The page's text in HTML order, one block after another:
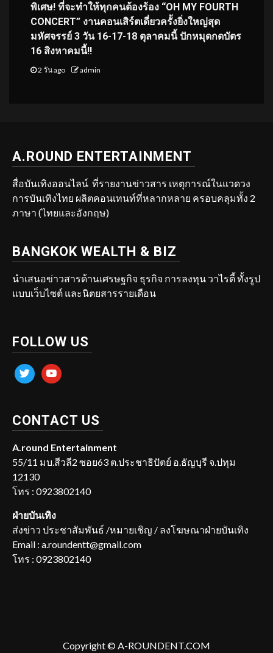
พิเศษ! ที่จะทำให้ทุกคนต้องร้อง “OH MY FOURTH
CONCERT” งานคอนเสิร์ตเดี่ยวครั้งยิ่งใหญ่สุด
มหัศจรรย์ 3 วัน 16-17-18 ตุลาคมนี้ ปักหมุดกดบัตร
16 สิงหาคมนี้!!
2 วัน ago admin
A.ROUND ENTERTAINMENT
สื่อบันเทิงออนไลน์ ที่รายงานข่าวสาร เหตุการณ์ในแวดวง
การบันเทิงไทย ผลิตคอนเทนท์ที่หลากหลาย ครอบคลุมทั้ง 2
ภาษา (ไทยและอังกฤษ)
BANGKOK WEALTH & BIZ
นำเสนอข่าวสารด้านเศรษฐกิจ ธุรกิจ การลงทุน วาไรตี้ ทั้งรูป
แบบเว็บไซต์ และนิตยสารรายเดือน
FOLLOW US
twitter youtube
CONTACT US
A.round Entertainment
55/11 มบ.สีวลี2 ซอย63 ต.ประชาธิปัตย์ อ.ธัญบุรี จ.ปทุม
12130
โทร : 0923802140
ฝ่ายบันเทิง
ส่งข่าว ประชาสัมพันธ์ /หมายเชิญ / ลงโฆษณาฝ่ายบันเทิง
Email : a.roundentt@gmail.com
โทร : 0923802140
Copyright © A-ROUNDENT.COM